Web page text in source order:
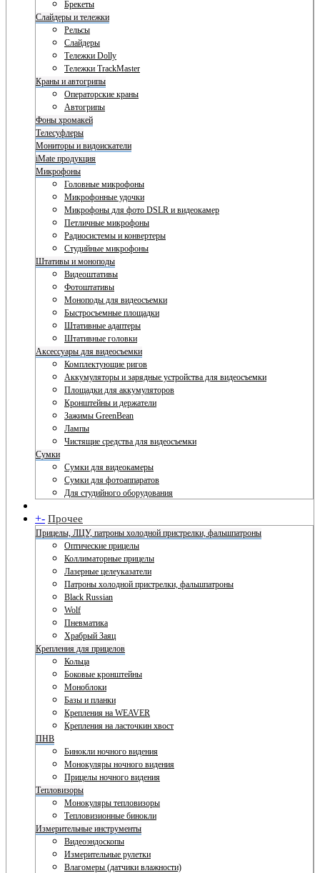
Брекеты
Слайдеры и тележки
Рельсы
Слайдеры
Тележки Dolly
Тележки TrackMaster
Краны и автогрипы
Операторские краны
Автогрипы
Фоны хромакей
Телесуфлеры
Мониторы и видоискатели
iMate продукция
Микрофоны
Головные микрофоны
Микрофонные удочки
Микрофоны для фото DSLR и видеокамер
Петличные микрофоны
Радиосистемы и конвертеры
Студийные микрофоны
Штативы и моноподы
Видеоштативы
Фотоштативы
Моноподы для видеосъемки
Быстросъемные площадки
Штативные адаптеры
Штативные головки
Аксессуары для видеосъемки
Комплектующие ригов
Аккумуляторы и зарядные устройства для видеосъемки
Площадки для аккумуляторов
Кронштейны и держатели
Зажимы GreenBean
Лампы
Чистящие средства для видеосъемки
Сумки
Сумки для видеокамеры
Сумки для фотоаппаратов
Для студийного оборудования
+- Прочее
Прицелы, ЛЦУ, патроны холодной пристрелки, фальшпатроны
Оптические прицелы
Коллиматорные прицелы
Лазерные целеуказатели
Патроны холодной пристрелки, фальшпатроны
Black Russian
Wolf
Пневматика
Храбрый Заяц
Крепления для прицелов
Кольца
Боковые кронштейны
Моноблоки
Базы и планки
Крепления на WEAVER
Крепления на ласточкин хвост
ПНВ
Бинокли ночного видения
Монокуляры ночного видения
Прицелы ночного видения
Тепловизоры
Монокуляры тепловизоры
Тепловизионные бинокли
Измерительные инструменты
Видеоэндоскопы
Измерительные рулетки
Влагомеры (датчики влажности)